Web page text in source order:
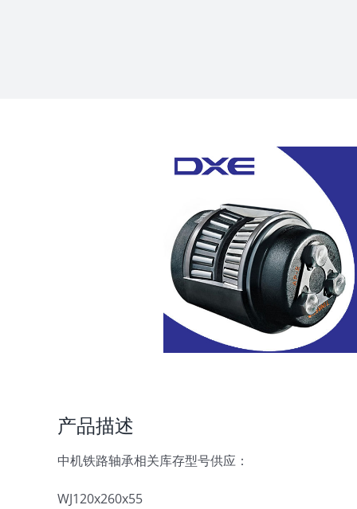
产品描述
中机铁路轴承相关库存型号供应：
WJ120x260x55